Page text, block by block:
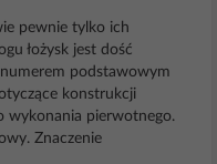
pewnie tylko ich
łożysk jest dość
podstawowym
konstrukcji
wykonania pierwotnego.
Znaczenie